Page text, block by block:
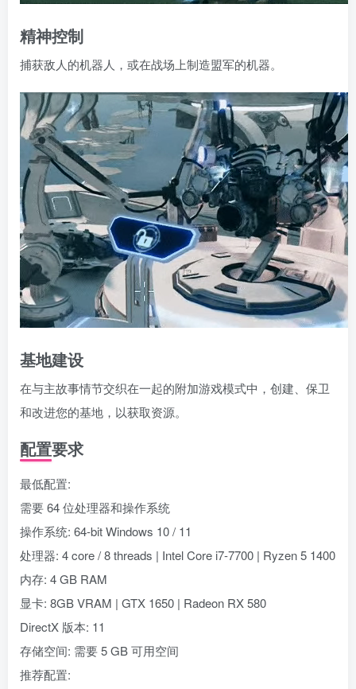
精神控制
捕获敌人的机器人，或在战场上制造盟军的机器。
基地建设
在与主故事情节交织在一起的附加游戏模式中，创建、保卫
和改进您的基地，以获取资源。
配置要求
最低配置:
需要 64 位处理器和操作系统
操作系统: 64-bit Windows 10 / 11
处理器: 4 core / 8 threads | Intel Core i7-7700 | Ryzen 5 1400
内存: 4 GB RAM
显卡: 8GB VRAM | GTX 1650 | Radeon RX 580
DirectX 版本: 11
存储空间: 需要 5 GB 可用空间
推荐配置: